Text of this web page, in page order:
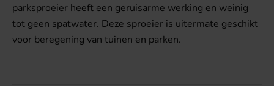
parksproeier heeft een geruisarme werking en weinig
tot geen spatwater. Deze sproeier is uitermate geschikt
voor beregening van tuinen en parken.